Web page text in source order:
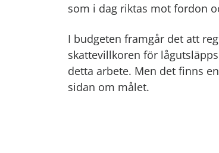
som i dag riktas mot fordon
I budgeten framgår det att
skattevillkoren för
detta arbete. Men det finns
sidan om målet.